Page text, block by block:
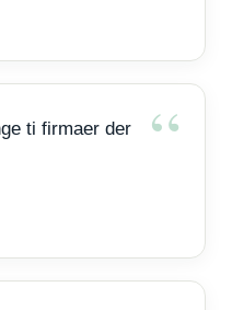
ti firmaer der